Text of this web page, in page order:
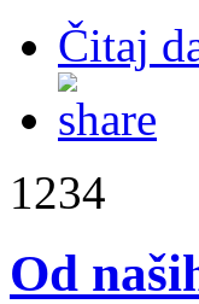
Čitaj
1234
Od